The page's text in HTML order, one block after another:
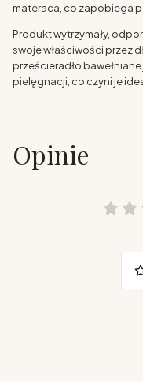
materaca, co zapobiega
Produkt wytrzymały,
swoje właściwości przez
prześcieradło
pielęgnacji, co czyni je
Opinie